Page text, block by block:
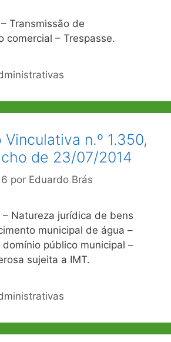
Transmissão de
comercial – Trespasse.
n.º 1.350,
de 23/07/2014
por Eduardo Brás
– Natureza jurídica de bens
municipal de água –
público municipal –
sujeita a IMT.